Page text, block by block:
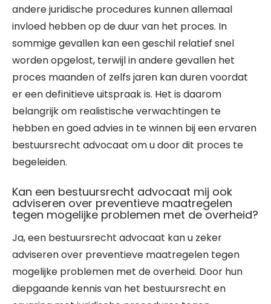
andere juridische procedures kunnen allemaal
invloed hebben op de duur van het proces. In
sommige gevallen kan een geschil relatief snel
worden opgelost, terwijl in andere gevallen het
proces maanden of zelfs jaren kan duren voordat
er een definitieve uitspraak is. Het is daarom
belangrijk om realistische verwachtingen te
hebben en goed advies in te winnen bij een ervaren
bestuursrecht advocaat om u door dit proces te
begeleiden.
Kan een bestuursrecht advocaat mij ook
adviseren over preventieve maatregelen
tegen mogelijke problemen met de overheid?
Ja, een bestuursrecht advocaat kan u zeker
adviseren over preventieve maatregelen tegen
mogelijke problemen met de overheid. Door hun
diepgaande kennis van het bestuursrecht en